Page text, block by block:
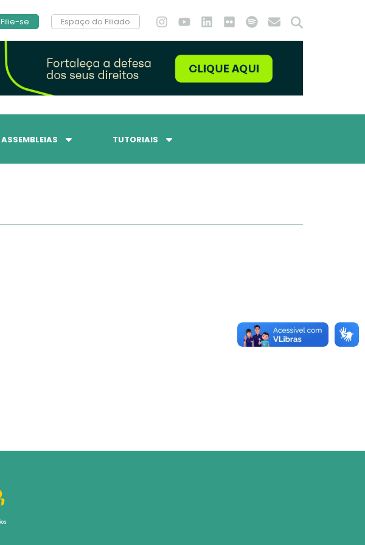
Filie-se Espaço do Filiado
ASSEMBLEIAS TUTORIAIS